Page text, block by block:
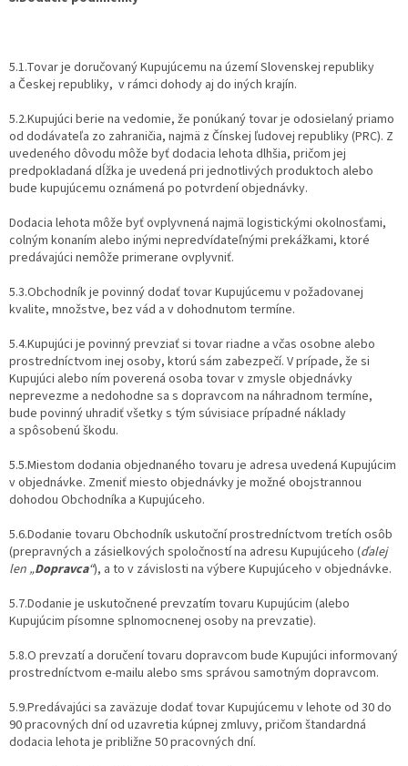
5.1.Tovar je doručovaný Kupujúcemu na území Slovenskej republiky
a Českej republiky, v rámci dohody aj do iných krajín.
5.2.Kupujúci berie na vedomie, že ponúkaný tovar je odosielaný priamo
od dodávateľa zo zahraničia, najmä z Čínskej ľudovej republiky (PRC). Z
uvedeného dôvodu môže byť dodacia lehota dlhšia, pričom jej
predpokladaná dĺžka je uvedená pri jednotlivých produktoch alebo
bude kupujúcemu oznámená po potvrdení objednávky.
Dodacia lehota môže byť ovplyvnená najmä logistickými okolnosťami,
colným konaním alebo inými nepredvídateľnými prekážkami, ktoré
predávajúci nemôže primerane ovplyvniť.
5.3.Obchodník je povinný dodať tovar Kupujúcemu v požadovanej
kvalite, množstve, bez vád a v dohodnutom termíne.
5.4.Kupujúci je povinný prevziať si tovar riadne a včas osobne alebo
prostredníctvom inej osoby, ktorú sám zabezpečí. V prípade, že si
Kupujúci alebo ním poverená osoba tovar v zmysle objednávky
neprevezme a nedohodne sa s dopravcom na náhradnom termíne,
bude povinný uhradiť všetky s tým súvisiace prípadné náklady
a spôsobenú škodu.
5.5.Miestom dodania objednaného tovaru je adresa uvedená Kupujúcim
v objednávke. Zmeniť miesto objednávky je možné obojstrannou
dohodou Obchodníka a Kupujúceho.
5.6.Dodanie tovaru Obchodník uskutoční prostredníctvom tretích osôb
(prepravných a zásielkových spoločností na adresu Kupujúceho (ďalej
len „Dopravca“), a to v závislosti na výbere Kupujúceho v objednávke.
5.7.Dodanie je uskutočnené prevzatím tovaru Kupujúcim (alebo
Kupujúcim písomne splnomocnenej osoby na prevzatie).
5.8.O prevzatí a doručení tovaru dopravcom bude Kupujúci informovaný
prostredníctvom e-mailu alebo sms správou samotným dopravcom.
5.9.Predávajúci sa zaväzuje dodať tovar Kupujúcemu v lehote od 30 do
90 pracovných dní od uzavretia kúpnej zmluvy, pričom štandardná
dodacia lehota je približne 50 pracovných dní.